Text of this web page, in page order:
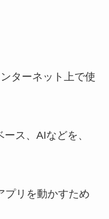
ターネット上で使
ス、AIなどを、
プリを動かすため